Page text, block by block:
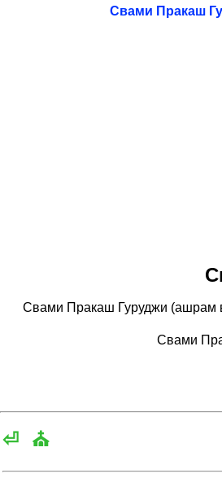
Свами Пракаш
Свами Пракаш Гуруджи (ашрам
Свами
⏎ ⛪